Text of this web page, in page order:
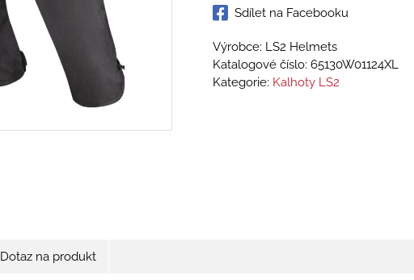
Sdílet na Facebooku
Výrobce: LS2 Helmets
Katalogové číslo: 65130W01124XL
Kategorie: Kalhoty LS2
Dotaz na produkt